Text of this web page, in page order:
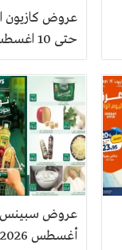
حتى 10 اغسطس 2026
أغسطس 2026